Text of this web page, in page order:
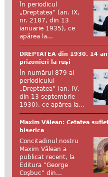
În periodicul
„Dreptatea” (an. IX,
nr. 2187, din 13
ianuarie 1935), ce
apărea la...
DREPTATEA din 1930. 14
prizonieri la ruși
În numărul 879 al
periodicului
„Dreptatea” (an. IV,
din 13 septembrie
1930), ce apărea la...
Maxim Vălean: Cetatea
biserica
Concitadinul nostru
Maxim Vălean a
publicat recent, la
Editura "George
Coşbuc" din...